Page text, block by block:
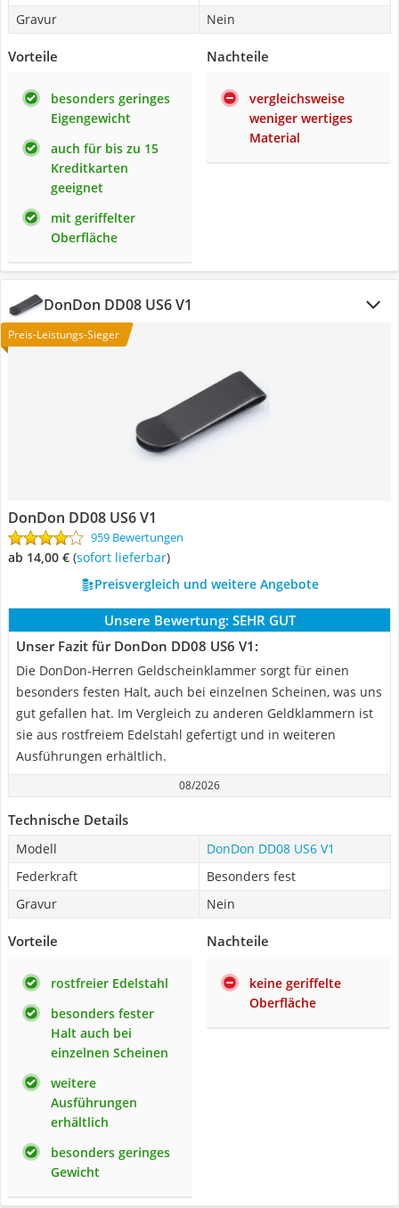
Gravur Nein
Vorteile
besonders geringes
Eigengewicht
auch für bis zu 15
Kreditkarten
geeignet
mit geriffelter
Oberfläche
Nachteile
vergleichsweise
weniger wertiges
Material
DonDon DD08 US6 V1
Preis-Leistungs-Sieger
DonDon DD08 US6 V1
959 Bewertungen
ab 14,00 € ( Sofort lieferbar)
Preisvergleich und weitere Angebote
Unsere Bewertung: SEHR GUT
Unser Fazit für DonDon DD08 US6 V1:
Die DonDon-Herren Geldscheinklammer sorgt für einen
besonders festen Halt, auch bei einzelnen Scheinen, was uns
gut gefallen hat. Im Vergleich zu anderen Geldklammern ist
sie aus rostfreiem Edelstahl gefertigt und in weiteren
Ausführungen erhältlich.
08/2026
Technische Details
Modell
DonDon DD08 US6 V1
Federkraft
Besonders fest
Gravur
Nein
Vorteile
rostfreier Edelstahl
besonders fester
Halt auch bei
einzelnen Scheinen
weitere
Ausführungen
erhältlich
besonders geringes
Gewicht
Nachteile
keine geriffelte
Oberfläche